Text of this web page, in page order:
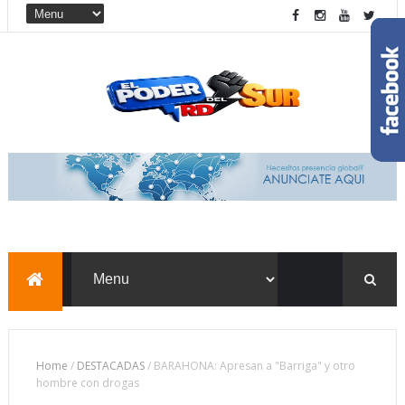
Home / DESTACADAS/ BARAHONA: Apresan a "Barriga" y otro
hombre con drogas